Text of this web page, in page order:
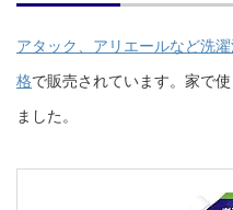
アタック、アリエールなど洗
格で販売されています。家で
ました。